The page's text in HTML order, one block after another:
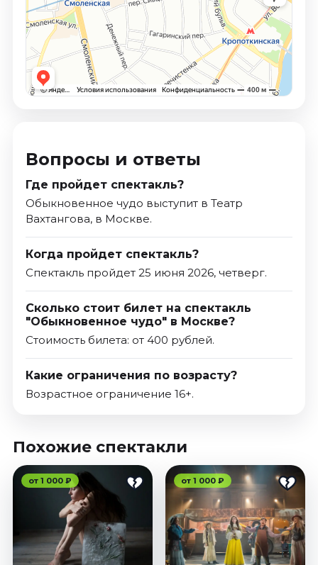
Вопросы и ответы
Где пройдет спектакль?
Обыкновенное чудо выступит в Театр
Вахтангова, в Москве.
Когда пройдет спектакль?
Спектакль пройдет 25 июня 2026, четверг.
Сколько стоит билет на спектакль
"Обыкновенное чудо" в Москве?
Стоимость билета: от 400 рублей.
Какие ограничения по возрасту?
Возрастное ограничение 16+.
Похожие спектакли
от 1 000 ₽ от 1 000 ₽